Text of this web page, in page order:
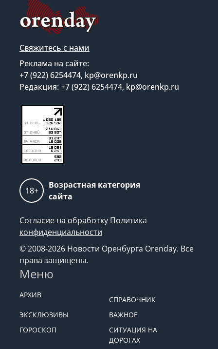
Свяжитесь с нами
Реклама на сайте:
+7 (922) 6254474, kp@orenkp.ru
Редакция: +7 (922) 6254474, kp@orenkp.ru
18+
Возрастная категория
сайта
Согласие на обработку Политика
конфиденциальности
© 2008-2026 Новости Оренбурга Orenday. Все
права защищены.
Меню
АРХИВ
СПРАВОЧНИК
ЭКСКЛЮЗИВЫ
ВАЖНОЕ
ГОРОСКОП
СИТУАЦИЯ НА
ДОРОГАХ